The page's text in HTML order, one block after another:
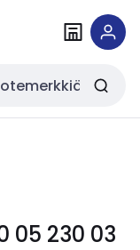
05 230 03